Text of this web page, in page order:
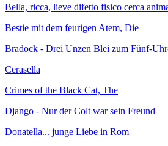
Bella, ricca, lieve difetto fisico cerca
Bestie mit dem feurigen Atem, Die
Bradock - Drei Unzen Blei zum Fünf-
Cerasella
Crimes of the Black Cat, The
Django - Nur der Colt war sein Freund
Donatella... junge Liebe in Rom